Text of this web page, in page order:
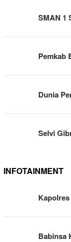
SMAN 1
Pemkab
Dunia
Selvi
INFOTAINMENT
Babinsa